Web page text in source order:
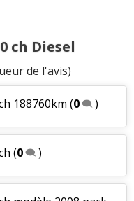
ch Diesel
de l'avis)
188760km (0 )
(0 )